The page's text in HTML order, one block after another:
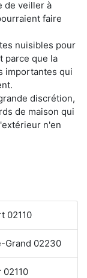
de veiller à
faire
nuisibles pour
parce que la
importantes qui
discrétion,
de maison qui
n'en
02110
Grand 02230